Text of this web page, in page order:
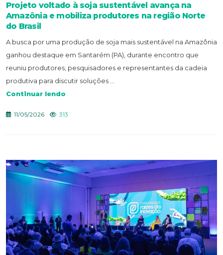
Projeto voltado à soja sustentável avança na
Amazônia e mobiliza produtores na região Norte
do Brasil
A busca por uma produção de soja mais sustentável na Amazônia
ganhou destaque em Santarém (PA), durante encontro que
reuniu produtores, pesquisadores e representantes da cadeia
produtiva para discutir soluções ...
Continuar lendo
11/05/2026 313